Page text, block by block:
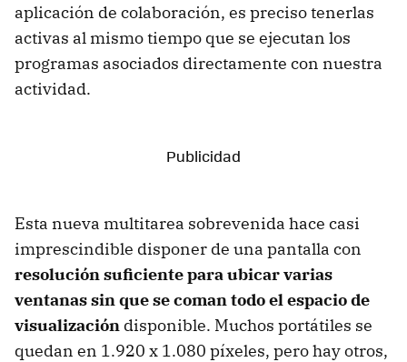
aplicación de colaboración, es preciso tenerlas
activas al mismo tiempo que se ejecutan los
programas asociados directamente con nuestra
actividad.
Esta nueva multitarea sobrevenida hace casi
imprescindible disponer de una pantalla con
resolución suficiente para ubicar varias
ventanas sin que se coman todo el espacio de
visualización disponible. Muchos portátiles se
quedan en 1.920 x 1.080 píxeles, pero hay otros,